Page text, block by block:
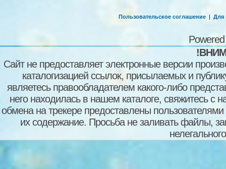
Пользовательское соглашение | Для
Сайт не предоставляет электронные версии
каталогизацией ссылок, присылаемых и
являетесь правообладателем какого-либо
него находилась в нашем каталоге, свяжитесь
обмена на трекере предоставлены пользователями
их содержание. Просьба не заливать файлы,